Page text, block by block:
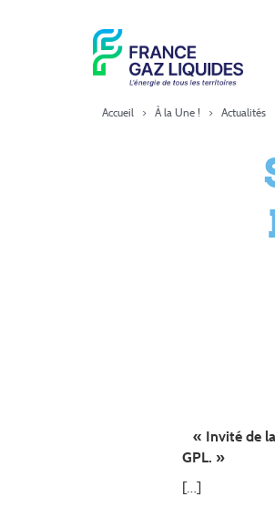
Accueil > À la Une ! > Actualités
« Invité de
GPL. »
[…]